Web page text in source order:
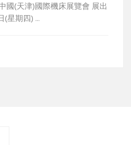
國(天津)國際機床展覽會 展出
(星期四) ...